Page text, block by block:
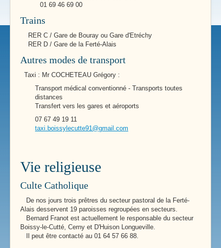
01 69 46 69 00
Trains
RER C / Gare de Bouray ou Gare d'Etréchy
RER D / Gare de la Ferté-Alais
Autres modes de transport
Taxi : Mr COCHETEAU Grégory :
Transport médical conventionné - Transports toutes
distances
Transfert vers les gares et aéroports
07 67 49 19 11
taxi.boissylecutte91@gmail.com
Vie religieuse
Culte Catholique
De nos jours trois prêtres du secteur pastoral de la Ferté-
Alais desservent 19 paroisses regroupées en secteurs.
Bernard Franot est actuellement le responsable du secteur
Boissy-le-Cutté, Cerny et D'Huison Longueville.
Il peut être contacté au 01 64 57 66 88.